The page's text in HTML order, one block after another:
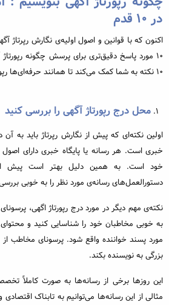
در ۱۰ قدم
اکنون که با قوانین و اصول اولیه‌ی نگارش رپرتاژ
۱۰ مورد پاسخ دقیق‌تری برای پرسش چگونه
۱۰ نکته به شما کمک می‌کند تا همانند حرفه‌ای‌ها رپورتاژ بنویسید:
محل درج رپورتاژ آگهی را بررسی کنید
اولین نکته‌ای که پیش از نگارش رپرتاژ باید به آن
خبری است. هر رسانه یا پایگاه خبری دارای
خود است. به همین دلیل بهتر است پیش از
دستورالعمل‌های رسانه‌ی مورد نظر را به خوبی
نکته‌ی مهم دیگر در مورد درج رپورتاژ اگهی،
به خوبی مخاطبان خود را شناسایی کنید و
مورد پسند خواننده واقع شود. پرسونای مخاطب
بزرگی به نویسنده بکند.
این روزها برخی از رسانه‌ها به صورت کاملاً
مثالی از این رسانه‌ها می‌توانیم به تابناک